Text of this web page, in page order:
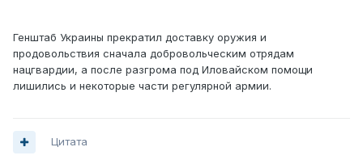
Генштаб Украины прекратил доставку оружия и
продовольствия сначала добровольческим отрядам
нацгвардии, а после разгрома под Иловайском помощи
лишились и некоторые части регулярной армии.
Цитата